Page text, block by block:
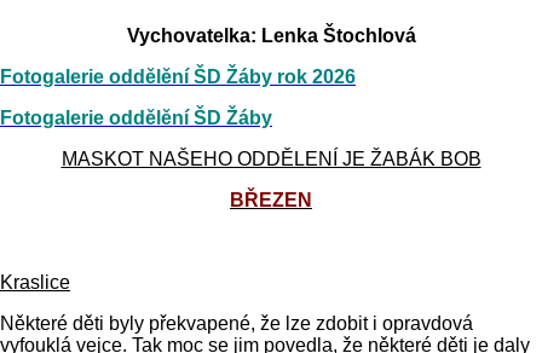
Vychovatelka: Lenka Štochlová
Fotogalerie oddělění ŠD Žáby rok 2026
Fotogalerie oddělění ŠD Žáby
MASKOT NAŠEHO ODDĚLENÍ JE ŽABÁK BOB
BŘEZEN
Kraslice
Některé děti byly překvapené, že lze zdobit i opravdová
vyfouklá vejce. Tak moc se jim povedla, že některé děti je daly